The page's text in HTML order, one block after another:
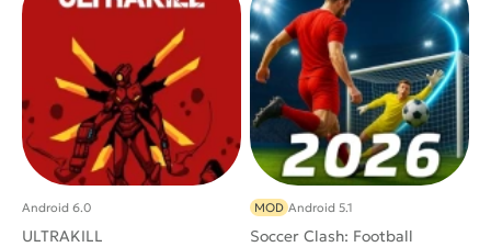
ULTRAKILL
Android 6.0
Soccer Clash: Football
MOD Android 5.1